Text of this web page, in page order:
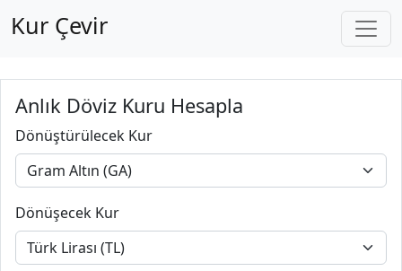
Kur Çevir
Anlık Döviz Kuru Hesapla
Dönüştürülecek Kur
Dönüşecek Kur